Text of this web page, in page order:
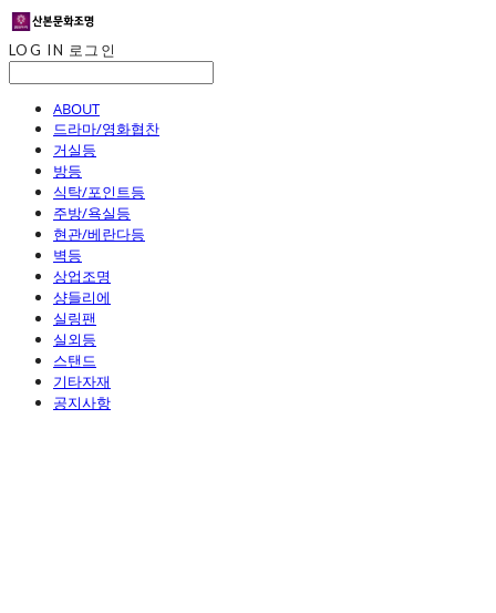
LOG IN 로그인
ABOUT
드라마/영화협찬
거실등
방등
식탁/포인트등
주방/욕실등
현관/베란다등
벽등
상업조명
샹들리에
실링팬
실외등
스탠드
기타자재
공지사항